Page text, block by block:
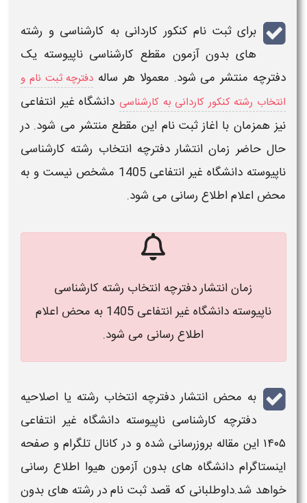
برای ثبت نام کنکور کاردانی به کارشناسی و رشته
های بدون آزمون مقطع کارشناسی ناپیوسته یک
دفترچه منتشر می شود. معمولا هر ساله دفترچه ثبت نام و
انتخاب رشته کنکور کاردانی به کارشناسی دانشگاه غیر انتفاعی
نیز همزمان با اغازثبت نام این مقطع منتشر می شود. در
حال حاضر زمان انتشار دفترچه انتخاب رشته کارشناسی
ناپیوسته دانشگاه غیر انتفاعی 1405
مشخص نیست و به
محض اعلام اطلاع رسانی می شود.
زمان انتشار دفترچه انتخاب رشته کارشناسی
ناپیوسته دانشگاه غیر انتفاعی 1405 به محض اعلام
اطلاع رسانی می شود.
به محض انتشار دفترچه انتخاب رشته یا اصلاحیه
دفترچه کارشناسی ناپیوسته دانشگاه غیر انتفاعی
۱۴۰۵ این مقاله بروزرسانی شده و در کانال تلگرام و صفحه
اینستاگرام دانشگاه های بدون آزمون هیوا اطلاع رسانی
خواهد شد.داوطلبانی که قصد ثبت نامدر رشته های بدون